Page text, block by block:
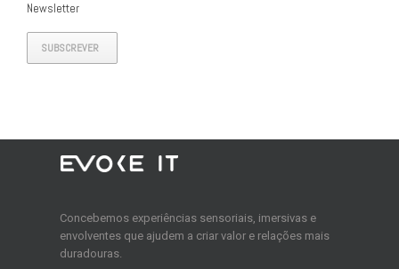
Newsletter
SUBSCREVER
Concebemos experiências sensoriais, imersivas e
envolventes que ajudem a criar valor e relações mais
duradouras.